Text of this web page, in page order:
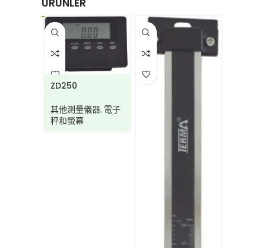
ÜRÜNLER
ZD250
其他測量儀器, 電子
秤和螢幕